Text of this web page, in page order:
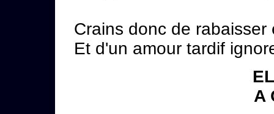
Crains donc de
Et d'un amour tardif
A